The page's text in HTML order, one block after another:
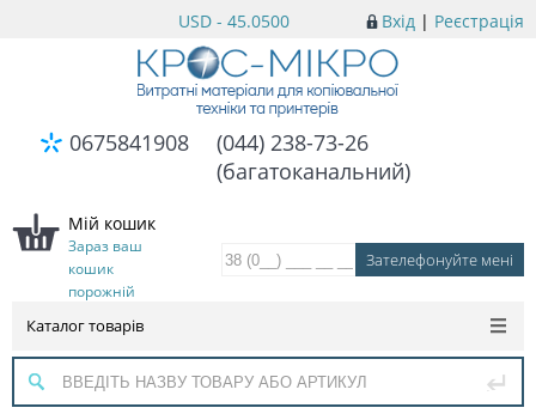
Вхід | Реєстрація
USD - 45.0500
0675841908
(044) 238-73-26
(багатоканальний)
Мій кошик
Зараз ваш
кошик
порожній
Каталог товарів